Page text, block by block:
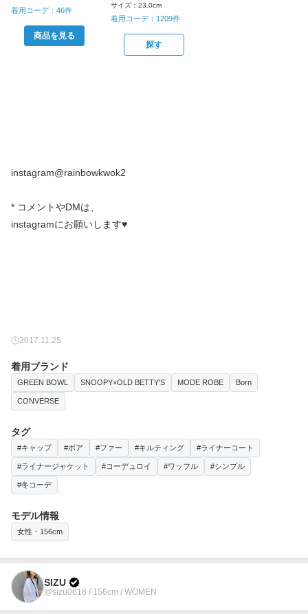
着用コーデ： 46件
商品を見る
サイズ：23.0cm
着用コーデ： 1209件
探す
instagram@rainbowkwok2
* コメントやDMは、
instagramにお願いします♥︎
2017.11.25
着用ブランド
GREEN BOWL SNOOPY×OLD BETTY'S MODE ROBE Born
CONVERSE
タグ
#キャップ #ボア #ファー #キルティング #ライナーコート
#ライナージャケット #コーデュロイ #ワッフル #シンプル
#冬コーデ
モデル情報
女性・156cm
SIZU
@sizu0618 / 156cm / WOMEN